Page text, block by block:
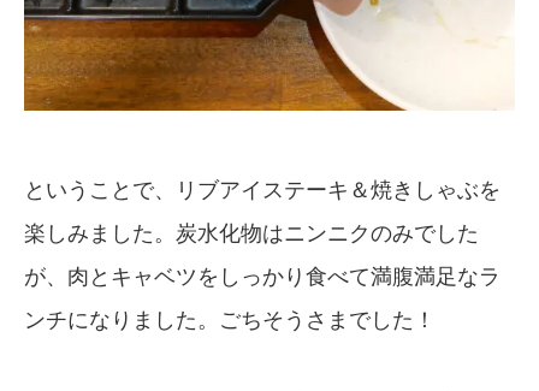
ということで、リブアイステーキ＆焼きしゃぶを
楽しみました。炭水化物はニンニクのみでした
が、肉とキャベツをしっかり食べて満腹満足なラ
ンチになりました。ごちそうさまでした！